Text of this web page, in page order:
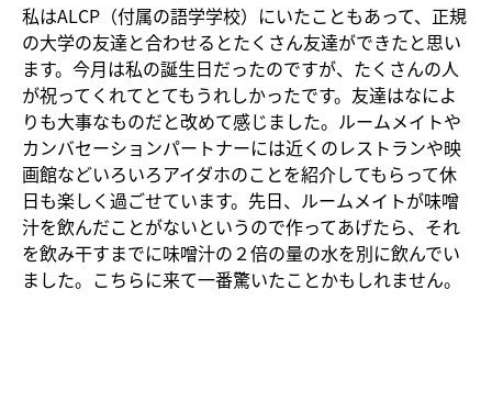
私はALCP（付属の語学学校）にいたこともあって、正規
の大学の友達と合わせるとたくさん友達ができたと思い
ます。今月は私の誕生日だったのですが、たくさんの人
が祝ってくれてとてもうれしかったです。友達はなによ
りも大事なものだと改めて感じました。ルームメイトや
カンバセーションパートナーには近くのレストランや映
画館などいろいろアイダホのことを紹介してもらって休
日も楽しく過ごせています。先日、ルームメイトが味噌
汁を飲んだことがないというので作ってあげたら、それ
を飲み干すまでに味噌汁の２倍の量の水を別に飲んでい
ました。こちらに来て一番驚いたことかもしれません。